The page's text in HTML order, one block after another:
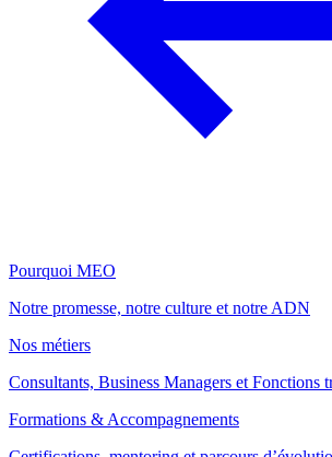
Pourquoi MEO
Notre promesse, notre culture et notre ADN
Nos métiers
Consultants, Business Managers et Fonctions
Formations & Accompagnements